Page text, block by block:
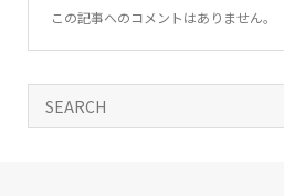
この記事へのコメントはありません。